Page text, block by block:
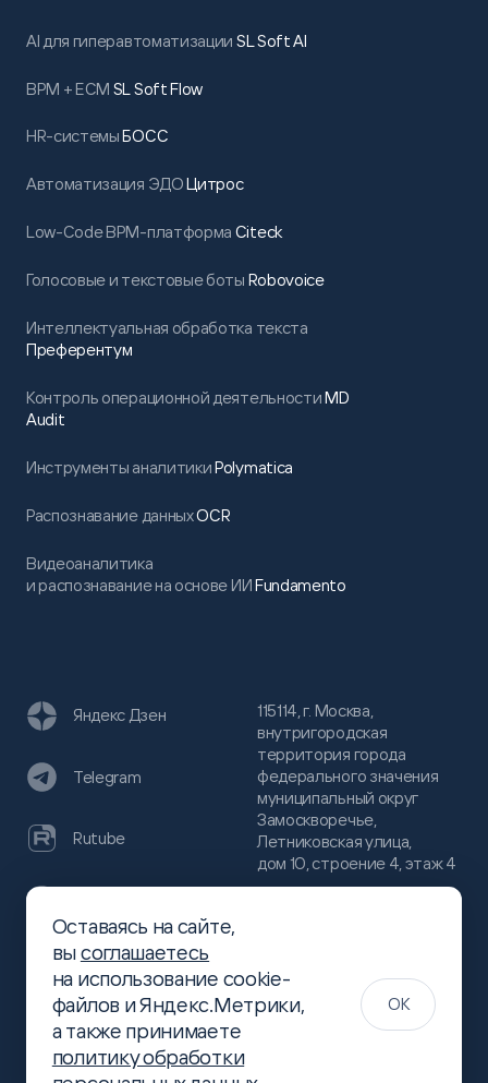
AI для гиперавтоматизации SL Soft AI
BPM + ECM SL Soft Flow
HR-системыБОСС
Автоматизация ЭДОЦитрос
Low-Code BPM-платформа Citeck
Голосовые и текстовые боты Robovoice
Интеллектуальная обработка текста
Преферентум
Контроль операционной деятельностиMD
Audit
Инструменты аналитикиPolymatica
Распознавание данныхOCR
Видеоаналитика
и распознавание на основе ИИFundamento
115114, г. Москва,
внутригородская
территория города
федерального значения
муниципальный округ
Замоскворечье,
Летниковская улица,
дом 10, строение 4, этаж 4
(499)
444-16-51
info@slsoft.ru
Яндекс Дзен
Telegram
Rutube
Хабр
Оставаясь на сайте,
высоглашаетесь
на использование cookie-
файлов и Яндекс.Метрики,
а также принимаете
политику обработки
OK